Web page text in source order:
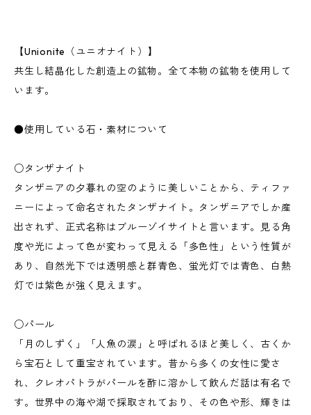
【Unionite（ユニオナイト）】
共生し結晶化した創造上の鉱物。全て本物の鉱物を使用して
います。
●使用している石・素材について
○タンザナイト
タンザニアの夕暮れの空のように美しいことから、ティファ
ニーによって命名されたタンザナイト。タンザニアでしか産
出されず、正式名称はブルーゾイサイトと言います。見る角
度や光によって色が変わって見える「多色性」という性質が
あり、自然光下では透明感と群青色、蛍光灯では青色、白熱
灯では紫色が強く見えます。
○パール
「月のしずく」「人魚の涙」と呼ばれるほど美しく、古くか
ら宝石として重宝されています。昔から多くの女性に愛さ
れ、クレオパトラがパールを酢に溶かして飲んだ話は有名で
す。世界中の海や湖で採取されており、その色や形、輝きは